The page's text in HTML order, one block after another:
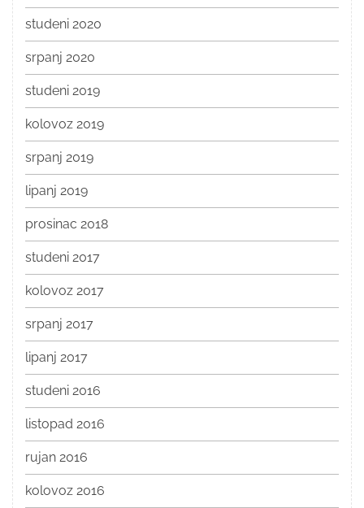
studeni 2020
srpanj 2020
studeni 2019
kolovoz 2019
srpanj 2019
lipanj 2019
prosinac 2018
studeni 2017
kolovoz 2017
srpanj 2017
lipanj 2017
studeni 2016
listopad 2016
rujan 2016
kolovoz 2016